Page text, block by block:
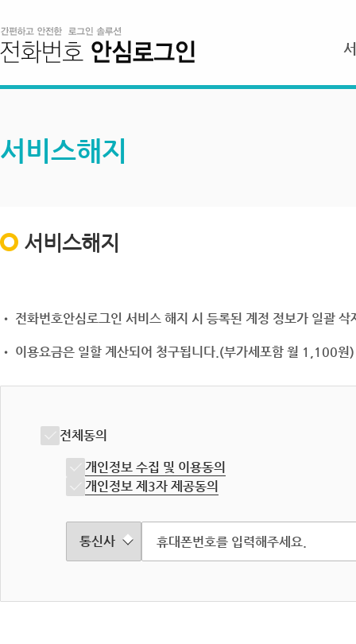
서비스해지
서비스해지
• 전화번호안심로그인 서비스 해지 시 등록된 계정 정보가 일괄
• 이용요금은 일할 계산되어 청구됩니다.(부가세포함 월 1,100원)
전체동의
개인정보 수집 및 이용동의
개인정보 제3자 제공동의